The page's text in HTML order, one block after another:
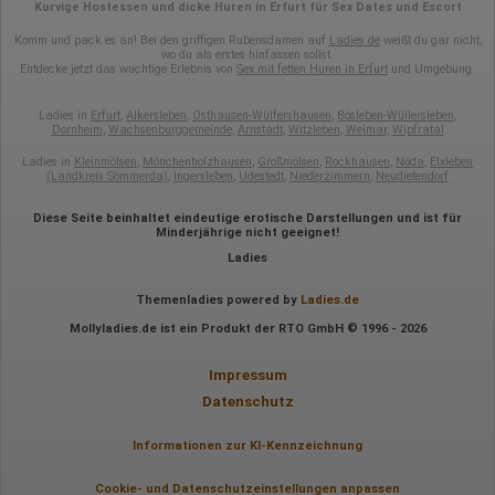
Art. 6 Abs. 1 S. 1 lit. a DSGVO
Kurvige Hostessen und dicke Huren in Erfurt für Sex Dates und Escort
Komm und pack es an! Bei den griffigen Rubensdamen auf Ladies.deweißt du gar nicht,
wo du als erstes hinfassen sollst.
Entdecke jetzt das wuchtige Erlebnis von Sex mit fetten Huren in Erfurt und Umgebung.
.
Ladies in Erfurt, Alkersleben, Osthausen-Wülfershausen, Bösleben-Wüllersleben,
Dornheim, Wachsenburggemeinde, Arnstadt, Witzleben, Weimar, Wipfratal
Ladies in Kleinmölsen, Mönchenholzhausen, Großmölsen, Rockhausen, Nöda, Elxleben
(Landkreis Sömmerda), Ingersleben, Udestedt, Niederzimmern, Neudietendorf
Diese Seite beinhaltet eindeutige erotische Darstellungen und ist für
Minderjährige nicht geeignet!
Ladies
Themenladies powered by Ladies.de
Mollyladies.de ist ein Produkt der RTO GmbH © 1996 - 2026
Impressum
Datenschutz
Informationen zur KI-Kennzeichnung
Cookie- und Datenschutzeinstellungen anpassen